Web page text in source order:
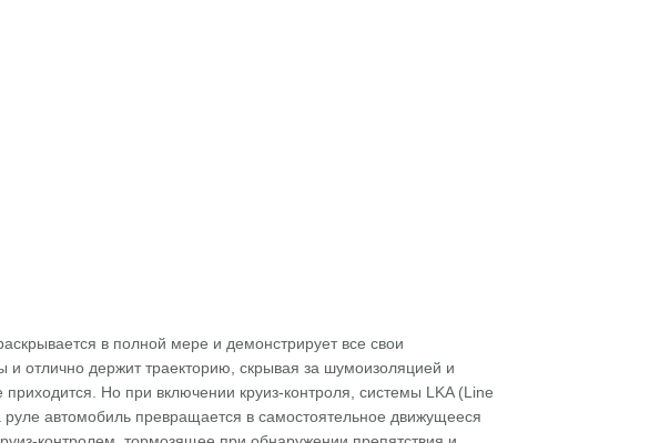
в полной мере и демонстрирует все свои
и отлично держит траекторию, скрывая за шумоизоляцией и
Но при включении круиз-контроля, системы LKA (Line
автомобиль превращается в самостоятельное движущееся